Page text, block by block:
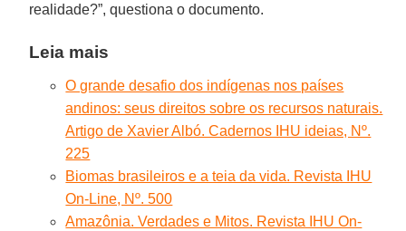
realidade?”, questiona o documento.
Leia mais
O grande desafio dos indígenas nos países
andinos: seus direitos sobre os recursos naturais.
Artigo de Xavier Albó. Cadernos IHU ideias, Nº.
225
Biomas brasileiros e a teia da vida. Revista IHU
On-Line, Nº. 500
Amazônia. Verdades e Mitos. Revista IHU On-